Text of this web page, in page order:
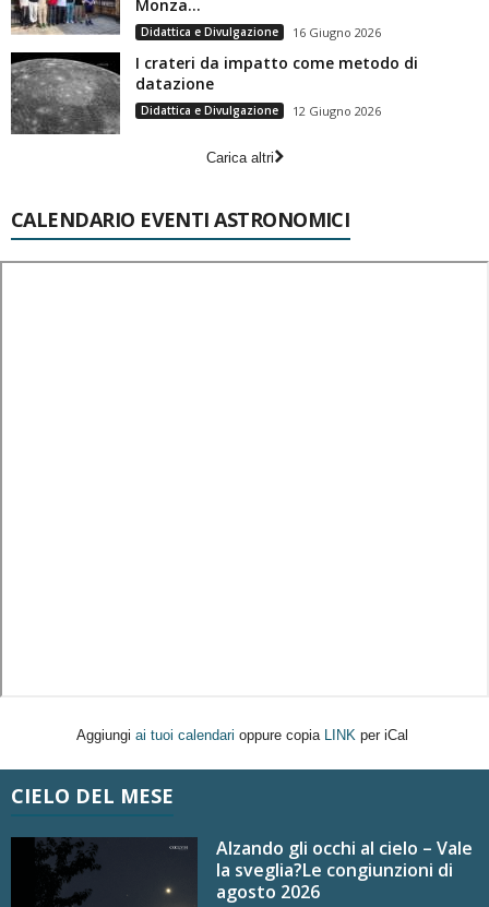
Monza...
Didattica e Divulgazione 16 Giugno 2026
I crateri da impatto come metodo di
datazione
Didattica e Divulgazione 12 Giugno 2026
Carica altri
CALENDARIO EVENTI ASTRONOMICI
Aggiungi ai tuoi calendari oppure copia LINK per iCal
CIELO DEL MESE
Alzando gli occhi al cielo – Vale
la sveglia?Le congiunzioni di
agosto 2026